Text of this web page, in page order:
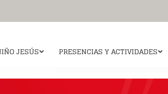
Para
JESÚS
Causa de canonización
PRESENCIAS Y ACTIVIDADES
Catequesis: Ven y Sígueme